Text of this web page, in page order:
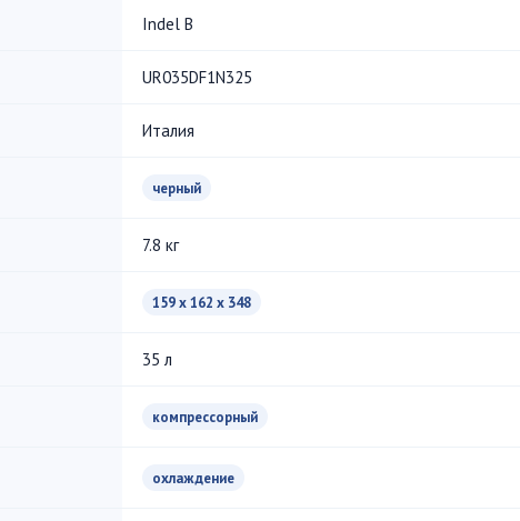
Indel B
UR035DF1N325
Италия
черный
7.8 кг
159 x 162 x 348
35 л
компрессорный
охлаждение